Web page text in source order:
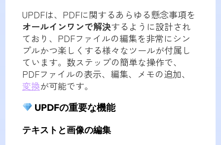
UPDFは、PDFに関するあらゆる懸念事項を
オールインワンで解決するように設計され
ており、PDFファイルの編集を非常にシン
プルかつ楽しくする様々なツールが付属し
ています。数ステップの簡単な操作で、
PDFファイルの表示、編集、メモの追加、
変換が可能です。
UPDFの重要な機能
テキストと画像の編集